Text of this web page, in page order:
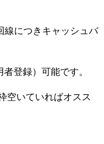
線につきキャッシュバ
登録）可能です。
空いていればオスス